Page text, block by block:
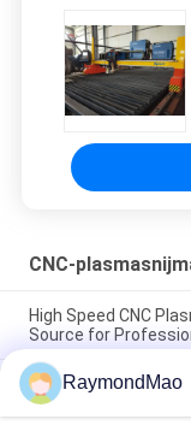
CNC-
High Speed CNC
Source for
Plasma Cutter with
Thickness
RaymondMao